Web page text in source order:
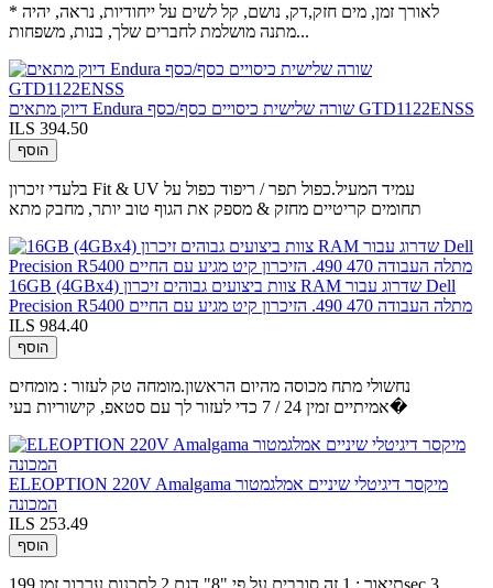
* לאורך זמן, מים חזק,דק, נושם, קל לשים על ייחודיות, נראה, יהיה
מתנה מושלמת לחברים שלך, בנות, משפחות...
דיוק מתאים Endura שורה שלישית כיסויים כסף/כסף GTD1122ENSS
ILS 394.50
הוסף
בלעדי זיכרון Fit & UV עמיד המעיל.כפול תפר / ריפוד כפול על
תחומים קריטיים מחזק & מספק את הגוף טוב יותר, מחבק מתא
16GB (4GBx4) צוות ביצועים גבוהים זיכרון RAM שדרוג עבור Dell
Precision R5400 מתלה העבודה 470 490. הזיכרון קיט מגיע עם החיים
ILS 984.40
הוסף
נחשולי מתח מכוסה מהיום הראשון.מומחה טק לעזור : מומחים
אמיתיים זמין 24 / 7 כדי לעזור לך עם סטאפ, קישוריות בעי�
ELEOPTION 220V Amalgama מיקסר דיגיטלי שיניים אמלגמטור
המכונה
ILS 253.49
הוסף
תיאור : 1 זה סובבים על פי "8" דגם 2 לתכנות ערבוב זמן 199sec 3